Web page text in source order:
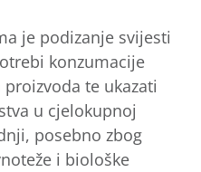
je podizanje svijesti
konzumacije
te ukazati
u cjelokupnoj
posebno zbog
i biološke